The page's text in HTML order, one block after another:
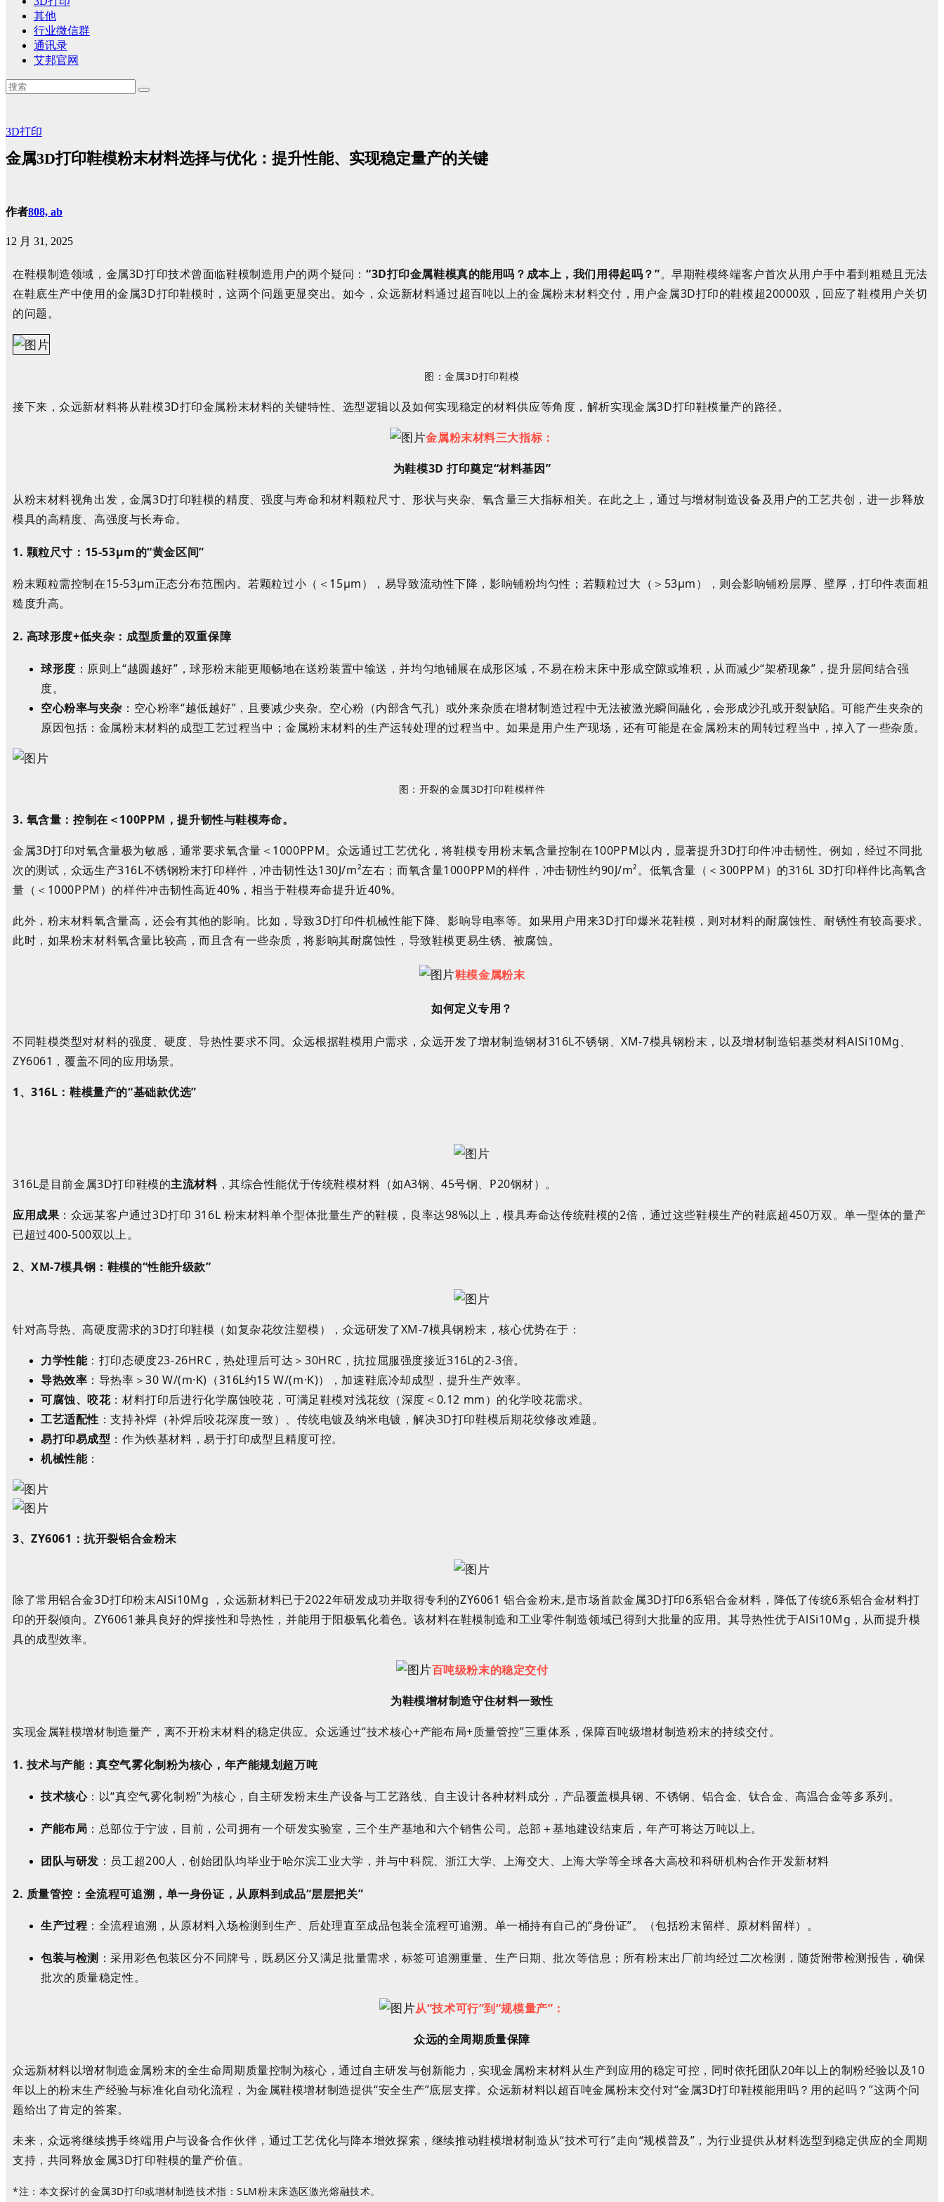
其他
行业微信群
通讯录
艾邦官网
3D打印
金属3D打印鞋模粉末材料选择与优化：提升性能、实现稳定量产的关键
作者808, ab
12 月 31, 2025
在鞋模制造领域，金属3D打印技术曾面临鞋模制造用户的两个疑问： “3D打印金属鞋模真的能用吗 ？成本上 ， 我们用得起吗？”。早期鞋模终端客户首次从用户手中看到粗糙且无法
在鞋底生产中使用的金属3D打印鞋模时，这两个问题更显突出。 如今，众远新材料通过超百吨以上的金属粉末材料交付 ， 用户金属3D打印的鞋模超20000双，回应了鞋模用户关切
的问题。
图：金属3D打印鞋模
接下来，众远新材料将从鞋模3D打印金属粉末材料的关键特性、选型逻辑以及如何实现稳定的材料供应等角度，解析实现金属3D打印鞋模量产的路径。
金属粉末材料三大指标：
为鞋模3D打印奠定“材料基因”
从粉末材料视角出发，金属3D打印鞋模的精度、强度与寿命和材料颗粒尺寸、形状与夹杂、氧含量三大指标相关。在此之上，通过与增材制造设备及用户的工艺共创，进一步释放
模具的高精度、高强度与长寿命。
1. 颗粒尺寸： 15-53μm的“黄金区间”
粉末颗粒需控制在15-53μm正态分布范围内。若颗粒过小（＜ 15μm），易导致流动性下降，影响铺粉均匀性；若颗粒过大（＞ 53μm），则会影响铺粉层厚、壁厚，打印件表面粗
糙度升高。
2. 高球形度+低夹杂：成型质量的双重保障
球形度 ：原则上“越圆越好” ，球形粉末能更顺畅地在送粉装置中输送，并均匀地铺展在成形区域，不易在粉末床中形成空隙或堆积，从而减少“架桥现象”，提升层间结合强
度。
空心粉率与夹杂 ： 空心粉率“越低越好” ，且要减少夹杂。空心粉（内部含气孔）或外来杂质在增材制造过程中无法被激光瞬间融化，会形成沙孔或开裂缺陷。可能产生夹杂的
原因包括：金属粉末材料的成型工艺过程当中；金属粉末材料的生产运转处理的过程当中。如果是用户生产现场，还有可能是在金属粉末的周转过程当中，掉入了一些杂质。
图：开裂的金属3D打印鞋模样件
3. 氧含量：控制在 ＜100PPM ，提升韧性与鞋模寿命。
金属3D打印对氧含量极为敏感，通常要求氧含量＜ 1000PPM。众远通过工艺优化，将鞋模专用粉末氧含量控制在100PPM以内，显著提升3D打印件冲击韧性。例如，经过不同批
次的测试，众远生产316L不锈钢粉末打印样件，冲击韧性达130J/m²左右；而氧含量1000PPM的样件，冲击韧性约90J/m²。低氧含量（＜300PPM ）的316L 3D打印样件比高氧含
量（＜ 1000PPM ）的样件冲击韧性高近40% ，相当于鞋模寿命提升近40%。
此外，粉末材料氧含量高，还会有其他的影响。比如，导致3D打印件机械性能下降、影响导电率等。如果用户用来3D打印爆米花鞋模，则对材料的耐腐蚀性、耐锈性有较高要求。
此时，如果粉末材料氧含量比较高，而且含有一些杂质，将影响其耐腐蚀性，导致鞋模更易生锈、被腐蚀。
鞋模金属粉末
如何定义专用？
不同鞋模类型对材料的强度、硬度、导热性要求不同。众远根据鞋模用户需求，众远开发了增材制造钢材316L不锈钢、XM-7模具钢粉末，以及增材制造铝基类材料AlSi10Mg、
ZY6061 ，覆盖不同的应用场景。
1、316L ：鞋模量产的“基础款优选”
316L是目前金属3D打印鞋模的主流材料，其综合性能优于传统鞋模材料（如A3钢、45号钢、 P20钢材） 。
应用成果 ： 众远某客户通过3D打印 316L 粉末材料单个型体批量生产的鞋模，良率达98%以上，模具寿命达传统鞋模的2倍，通过这些鞋模生产的鞋底超450万双。单一型体的量产
已超过400-500双以上。
2、XM-7模具钢：鞋模的“性能升级款”
针对高导热、高硬度需求的3D打印鞋模（如复杂花纹注塑模），众远研发了XM-7模具钢粉末，核心优势在于：
力学性能： 打印态硬度23-26HRC ，热处理后可达 ＞30HRC ，抗拉屈服强度接近316L的2-3倍。
导热效率 ：导热率 ＞30 W/(m·K) （316L约15 W/(m·K)），加速鞋底冷却成型，提升生产效率。
可腐蚀、咬花：材料打印后进行化学腐蚀咬花，可满足鞋模对浅花纹（深度＜ 0.12 mm）的化学咬花需求。
工艺适配性 ：支持补焊（补焊后咬花深度一致）、传统电镀及纳米电镀，解决3D打印鞋模后期花纹修改难题。
易打印易成型 ：作为铁基材料，易于打印成型且精度可控。
机械性能：
3、ZY6061 ：抗开裂铝合金粉末
除了常用铝合金3D打印粉末AlSi10Mg ，众远新材料已于2022年研发成功并取得专利的ZY6061铝合金粉末,是市场首款金属3D打印6系铝合金材料， 降低了传统6系铝合金材料打
印的开裂倾向。ZY6061兼具良好的焊接性和导热性，并能用于阳极氧化着色。该材料在鞋模制造和工业零件制造领域已得到大批量的应用。其导热性优于AlSi10Mg ，从而提升模
具的成型效率。
百吨级粉末的稳定交付
为鞋模增材制造守住材料一致性
实现金属鞋模增材制造量产，离不开粉末材料的稳定供应。众远通过“技术核心+产能布局+质量管控”三重体系，保障百吨级增材制造粉末的持续交付。
1. 技术与产能：真空气雾化制粉为核心，年产能规划超万吨
技术核心：以“真空气雾化制粉”为核心，自主研发粉末生产设备与工艺路线、自主设计各种材料成分， 产品覆盖模具钢、不锈钢、铝合金、钛合金、高温合金等多系列。
产能布局 ：总部位于宁波， 目前，公司拥有一个研发实验室，三个生产基地和六个销售公司。总部＋基地建设结束后，年产可将达万吨以上。
团队与研发 ：员工超200人，创始团队均毕业于哈尔滨工业大学，并与中科院、浙江大学、上海交大、上海大学等全球各大高校和科研机构合作开发新材料
2. 质量管控：全流程可追溯， 单一身份证， 从原料到成品“层层把关”
生产过程 ：全流程追溯 ，从原材料入场检测到生产、后处理直至成品包装全流程可追溯。单一桶持有自己的“身份证”。 （包括粉末留样、原材料留样）。
包装与检测 ：采用彩色包装区分不同牌号，既易区分又满足批量需求，标签可追溯重量、生产日期、批次等信息；所有粉末出厂前均经过二次检测，随货附带检测报告，确保
批次的质量稳定性。
从“技术可行”到“规模量产” ：
众远的全周期质量保障
众远新材料以增材制造金属粉末的全生命周期质量控制为核心，通过自主研发与创新能力，实现金属粉末材料从生产到应用的稳定可控，同时依托团队20年以上的制粉经验以及10
年以上的粉末生产经验与标准化自动化流程，为金属鞋模增材制造提供“安全生产”底层支撑。众远新材料以超百吨金属粉末交付对“金属3D打印鞋模能用吗？用的起吗？”这两个问
题给出了肯定的答案。
未来，众远将继续携手终端用户与设备合作伙伴，通过工艺优化与降本增效探索， 继续推动鞋模增材制造从“技术可行”走向“规模普及” ，为行业提供从材料选型到稳定供应的全周期
支持，共同释放金属3D打印鞋模的量产价值。
*注：本文探讨的金属3D打印或增材制造技术指：SLM粉末床选区激光熔融技术。